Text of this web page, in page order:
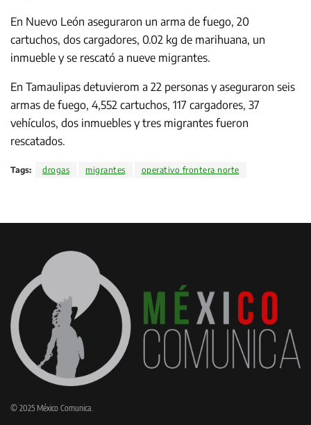
En Nuevo León aseguraron un arma de fuego, 20
cartuchos, dos cargadores, 0.02 kg de marihuana, un
inmueble y se rescató a nueve migrantes.
En Tamaulipas detuvierom a 22 personas y aseguraron seis
armas de fuego, 4,552 cartuchos, 117 cargadores, 37
vehículos, dos inmuebles y tres migrantes fueron
rescatados.
Tags: drogas migrantes operativo frontera norte
© 2025 México Comunica.